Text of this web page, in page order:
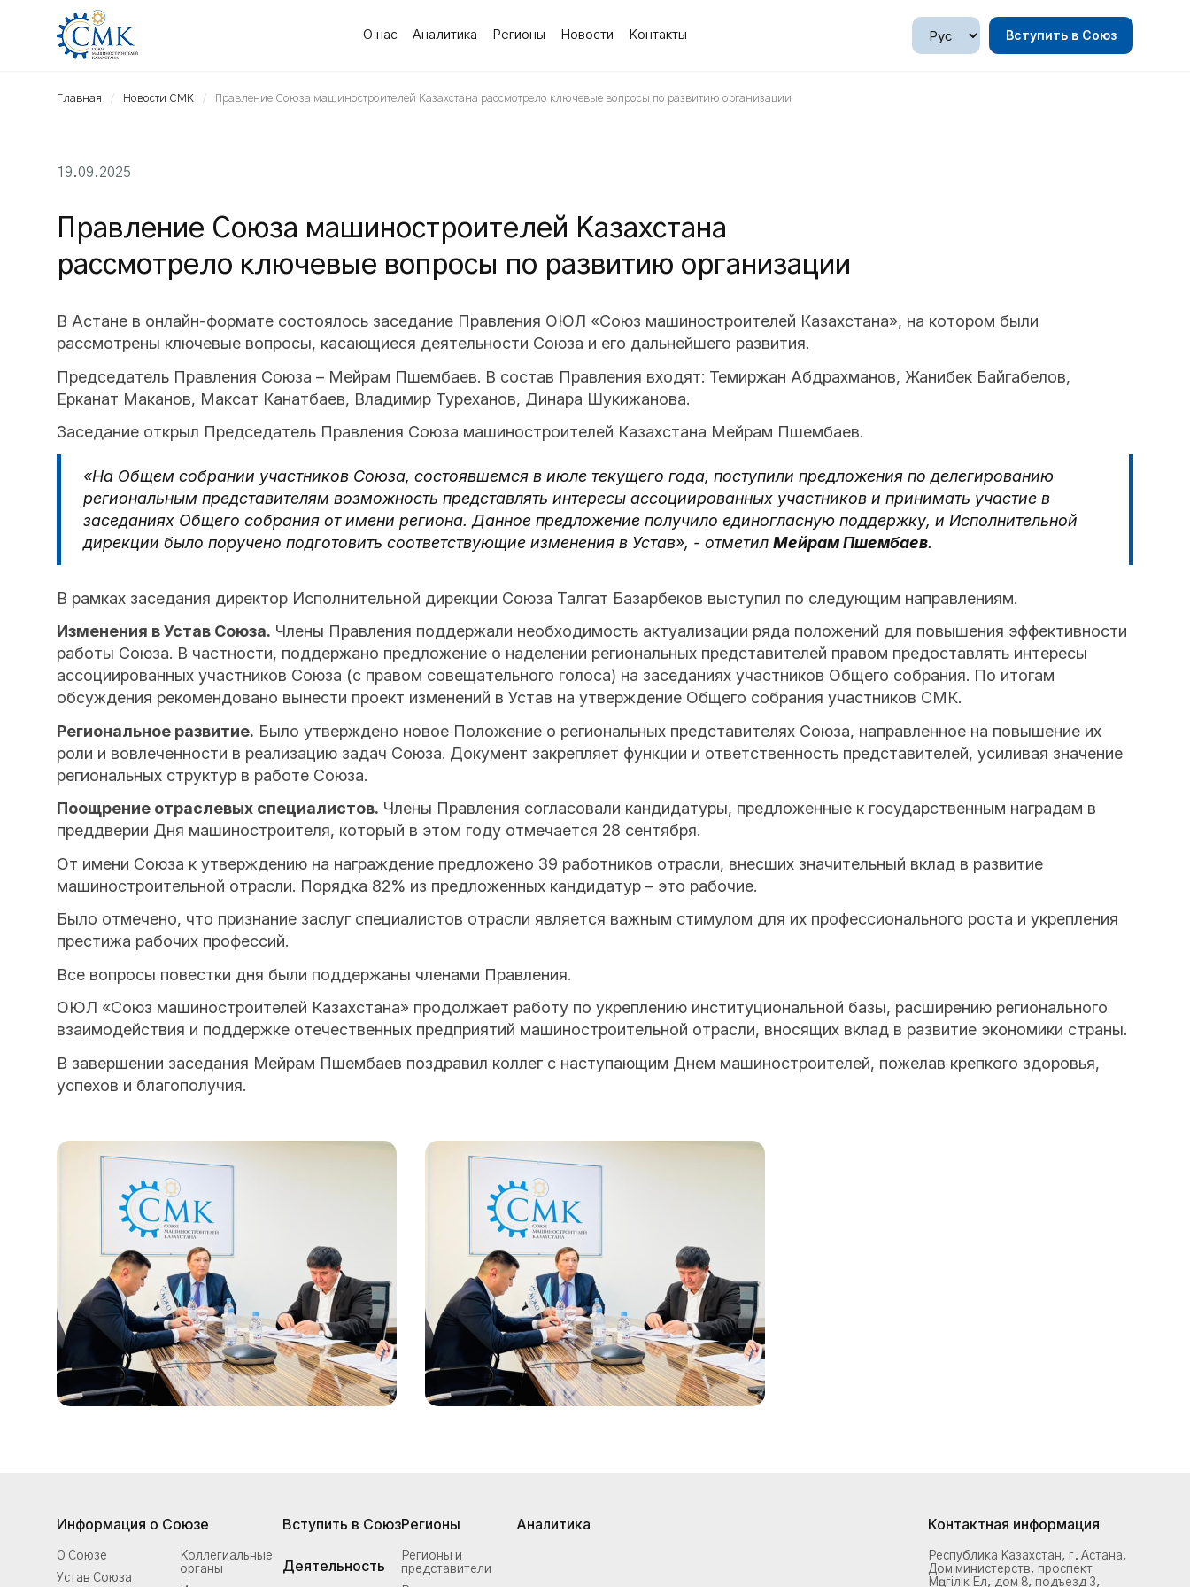
О нас Аналитика Регионы Новости Контакты Вступить в Союз
Главная Новости СМК Правление Союза машиностроителей Казахстана рассмотрело ключевые вопросы по развитию организации
19.09.2025
Правление Союза машиностроителей Казахстана
рассмотрело ключевые вопросы по развитию организации
В Астане в онлайн-формате состоялось заседание Правления ОЮЛ «Союз машиностроителей Казахстана», на котором были
рассмотрены ключевые вопросы, касающиеся деятельности Союза и его дальнейшего развития.
Председатель Правления Союза – Мейрам Пшембаев. В состав Правления входят: Темиржан Абдрахманов, Жанибек Байгабелов,
Ерканат Маканов, Максат Канатбаев, Владимир Туреханов, Динара Шукижанова.
Заседание открыл Председатель Правления Союза машиностроителей Казахстана Мейрам Пшембаев.
«На Общем собрании участников Союза, состоявшемся в июле текущего года, поступили предложения по делегированию
региональным представителям возможность представлять интересы ассоциированных участников и принимать участие в
заседаниях Общего собрания от имени региона. Данное предложение получило единогласную поддержку, и Исполнительной
дирекции было поручено подготовить соответствующие изменения в Устав», - отметил МейрамПшембаев.
В рамках заседания директор Исполнительной дирекции Союза Талгат Базарбеков выступил по следующим направлениям.
Изменения в Устав Союза. Члены Правления поддержали необходимость актуализации ряда положений для повышения эффективности
работы Союза. В частности, поддержано предложение о наделении региональных представителей правом предоставлять интересы
ассоциированных участников Союза (с правом совещательного голоса) на заседаниях участников Общего собрания. По итогам
обсуждения рекомендовано вынести проект изменений в Устав на утверждение Общего собрания участников СМК.
Региональное развитие. Было утверждено новое Положение о региональных представителях Союза, направленное на повышение их
роли и вовлеченности в реализацию задач Союза. Документ закрепляет функции и ответственность представителей, усиливая значение
региональных структур в работе Союза.
Поощрение отраслевых специалистов. Члены Правления согласовали кандидатуры, предложенные к государственным наградам в
преддверии Дня машиностроителя, который в этом году отмечается 28 сентября.
От имени Союза к утверждению на награждение предложено 39 работников отрасли, внесших значительный вклад в развитие
машиностроительной отрасли. Порядка 82% из предложенных кандидатур – это рабочие.
Было отмечено, что признание заслуг специалистов отрасли является важным стимулом для их профессионального роста и укрепления
престижа рабочих профессий.
Все вопросы повестки дня были поддержаны членами Правления.
ОЮЛ «Союз машиностроителей Казахстана» продолжает работу по укреплению институциональной базы, расширению регионального
взаимодействия и поддержке отечественных предприятий машиностроительной отрасли, вносящих вклад в развитие экономики страны.
В завершении заседания Мейрам Пшембаев поздравил коллег с наступающим Днем машиностроителей, пожелав крепкого здоровья,
успехов и благополучия.
Информация о Союзе
О Союзе
Устав Союза
Коллегиальные
органы
Вступить в Союз
Деятельность
Регионы
Регионы и
представители
Аналитика Контактная информация
Республика Казахстан, г. Астана,
Дом министерств, проспект
Мәңгілік Ел, дом 8, подъезд 3,